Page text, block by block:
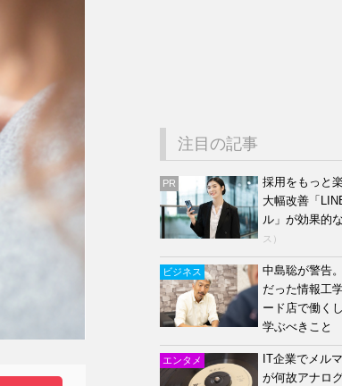
注目の記事
PR
採用をもっと
大幅改善「
ル」が効果的
ス）
ビジネス
中島聡が警告
だった情報工
ード店で働く
学ぶべきこと
エンタメ
IT企業でメル
が何故アナロ